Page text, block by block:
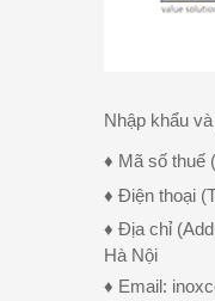
Nhập khẩu
♦ Mã số thuế
♦ Điện thoại
♦ Địa chỉ
Hà Nội
♦ Email: